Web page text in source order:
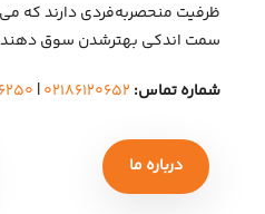
ظرفیت منحصربه‌فردی دارند که
سمت اندکی بهتر‌شدن سوق
شماره تماس: ۰۲۱۸۶۱۲۰۶۵۲|
درباره ما